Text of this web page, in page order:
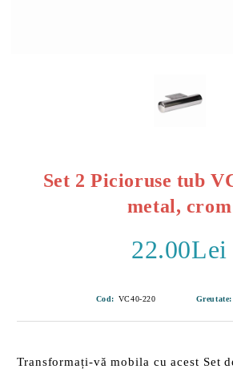
Set 2 Picioruse tub
metal, crom
22.00Lei
Cod: VC40-220 Greutate:
Transformați-vă mobila cu acest Set